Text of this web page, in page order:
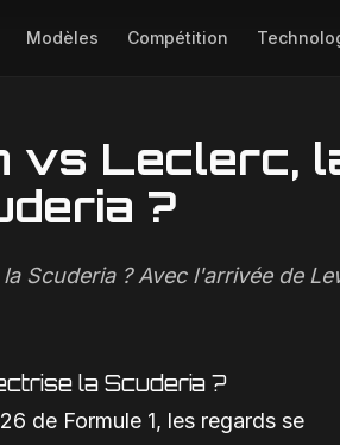
Modèles Compétition
non disponible
vs Leclerc,
?
Scuderia ? Avec l'arrivée de
la Scuderia ?
de Formule 1, les regards se